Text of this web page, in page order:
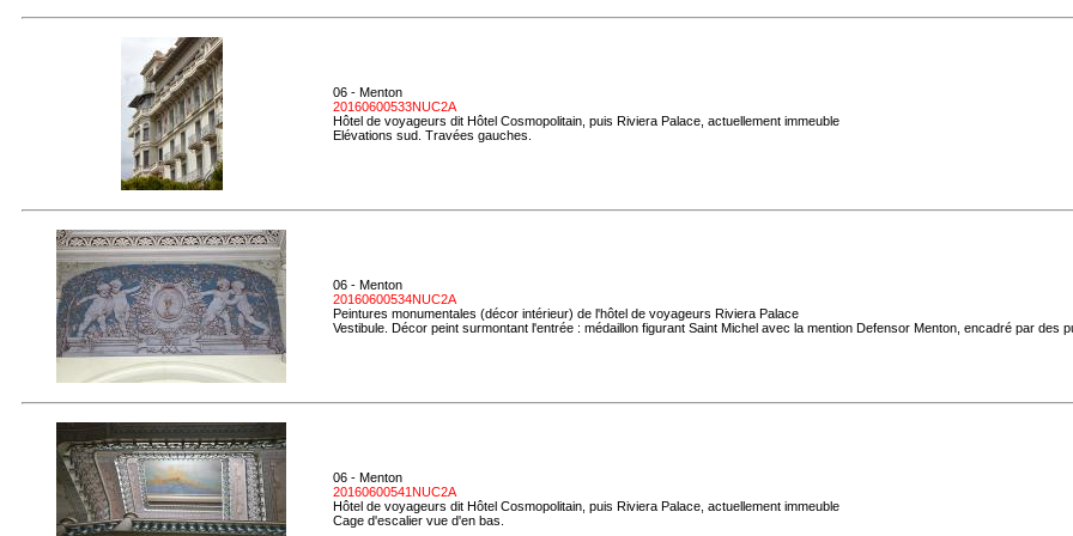
06 - Menton
20160600533NUC2A
Hôtel de voyageurs dit Hôtel Cosmopolitain, puis Riviera Palace, actuellement immeuble
Elévations sud. Travées gauches.
06 - Menton
20160600534NUC2A
Peintures monumentales (décor intérieur) de l'hôtel de voyageurs Riviera Palace
Vestibule. Décor peint surmontant l'entrée : médaillon figurant Saint Michel avec la mention Defensor Menton, encadré par des
06 - Menton
20160600541NUC2A
Hôtel de voyageurs dit Hôtel Cosmopolitain, puis Riviera Palace, actuellement immeuble
Cage d'escalier vue d'en bas.